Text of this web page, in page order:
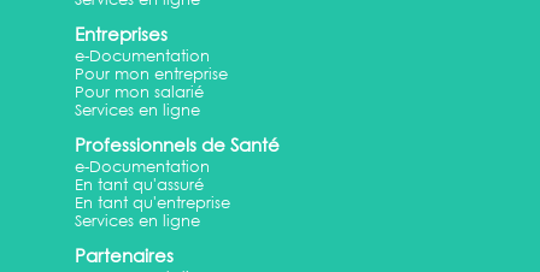
Entreprises
e-Documentation
Pour mon entreprise
Pour mon salarié
Services en ligne
Professionnels de Santé
e-Documentation
En tant qu'assuré
En tant qu'entreprise
Services en ligne
Partenaires